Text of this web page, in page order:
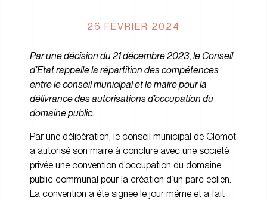
26 FÉVRIER 2024
Par une décision du 21 décembre 2023, le Conseil
d’Etat rappelle la répartition des compétences
entre le conseil municipal et le maire pour la
délivrance des autorisations d’occupation du
domaine public.
Par une délibération, le conseil municipal de Clomot
a autorisé son maire à conclure avec une société
privée une convention d’occupation du domaine
public communal pour la création d’un parc éolien.
La convention a été signée le jour même et a fait